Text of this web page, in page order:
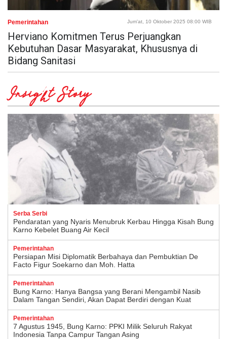
Pemerintahan Jum'at, 10 Oktober 2025 08:00 WIB
Herviano Komitmen Terus Perjuangkan
Kebutuhan Dasar Masyarakat, Khususnya di
Bidang Sanitasi
Insight Story
Serba Serbi
Pendaratan yang Nyaris Menubruk Kerbau Hingga Kisah Bung
Karno Kebelet Buang Air Kecil
Pemerintahan
Persiapan Misi Diplomatik Berbahaya dan Pembuktian De
Facto Figur Soekarno dan Moh. Hatta
Pemerintahan
Bung Karno: Hanya Bangsa yang Berani Mengambil Nasib
Dalam Tangan Sendiri, Akan Dapat Berdiri dengan Kuat
Pemerintahan
7 Agustus 1945, Bung Karno: PPKI Milik Seluruh Rakyat
Indonesia Tanpa Campur Tangan Asing